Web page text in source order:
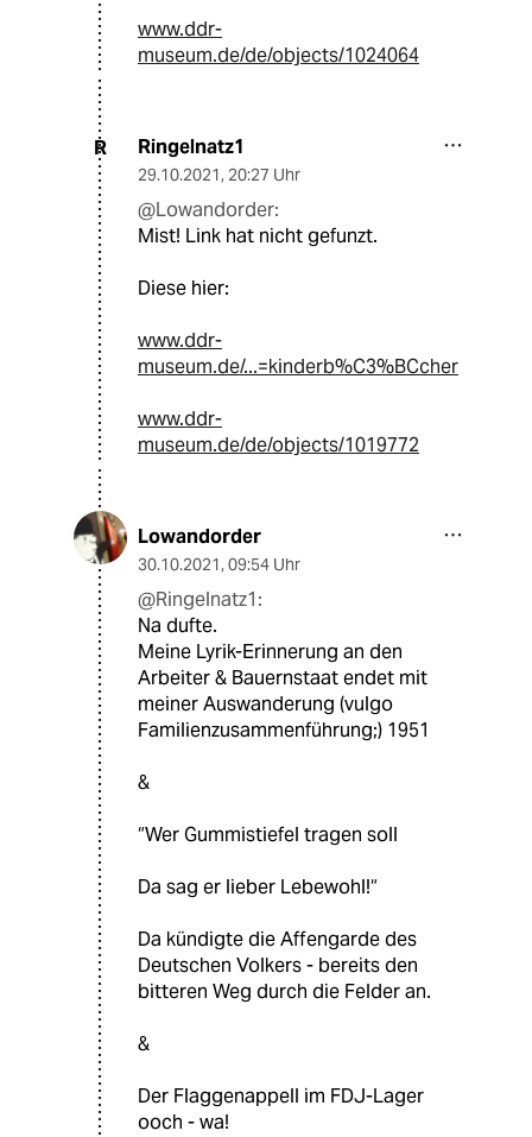
www.ddr-
museum.de/de/objects/1024064
R Ringelnatz1
29.10.2021, 20:27 Uhr
@Lowandorder:
Mist! Link hat nicht gefunzt.
Diese hier:
www.ddr-
museum.de/...=kinderb%C3%BCcher
www.ddr-
museum.de/de/objects/1019772
Lowandorder
30.10.2021, 09:54 Uhr
@Ringelnatz1:
Na dufte.
Meine Lyrik-Erinnerung an den
Arbeiter & Bauernstaat endet mit
meiner Auswanderung (vulgo
Familienzusammenführung;) 1951
&
“Wer Gummistiefel tragen soll
Da sag er lieber Lebewohl!“
Da kündigte die Affengarde des
Deutschen Volkers - bereits den
bitteren Weg durch die Felder an.
&
Der Flaggenappell im FDJ-Lager
ooch - wa!